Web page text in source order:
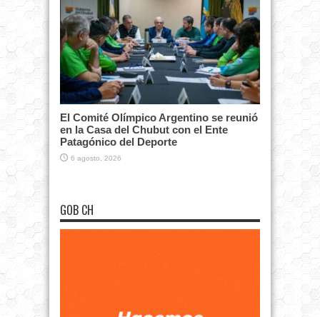
El Comité Olímpico Argentino se reunió
en la Casa del Chubut con el Ente
Patagónico del Deporte
6 agosto, 2026
GOB CH